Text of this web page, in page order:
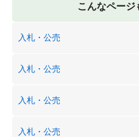
こんなページ
入札・公売
入札・公売
入札・公売
入札・公売